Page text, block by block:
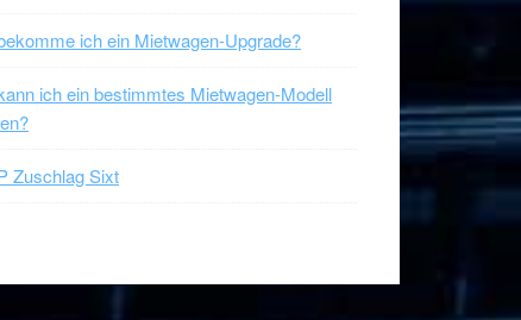
ich ein Mietwagen-Upgrade?
ich ein bestimmtes Mietwagen-Modell
Zuschlag Sixt